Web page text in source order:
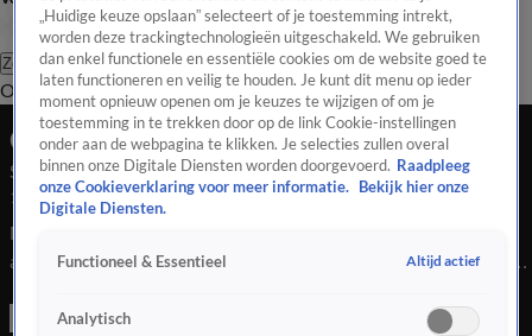
Zoeken
OverzichtRegioUitzendingenWeerTip de redactiePanelVideo's
Ochtend Editie
Seizoen 2025, aflevering 4405
10 okt 2025, 09:00
Meer mensen hebben woonstress. Het Kabinet van Israel is
akkoord met deel 1 van de vredesdeal met Hamas, maar gaat
nummer van Acda en de Munnik.
„Huidige keuze opslaan” selecteert of je toestemming intrekt,
worden deze trackingtechnologieën uitgeschakeld. We gebruiken
dan enkel functionele en essentiële cookies om de website goed te
laten functioneren en veilig te houden. Je kunt dit menu op ieder
moment opnieuw openen om je keuzes te wijzigen of om je
toestemming in te trekken door op de link Cookie-instellingen
onder aan de webpagina te klikken. Je selecties zullen overal
binnen onze Digitale Diensten worden doorgevoerd. Raadpleeg
onze Cookieverklaring voor meer informatie.
Bekijk hier onze
Digitale Diensten.
Functioneel & Essentieel Altijd actief
Analytisch